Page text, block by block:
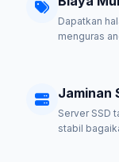
Dapatkan
menguras
Jaminan
Server SSD
stabil